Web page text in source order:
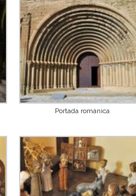
Portada románica